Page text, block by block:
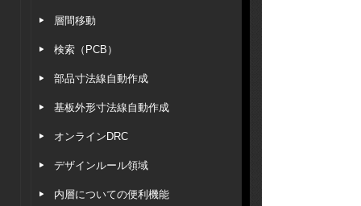
層間移動
検索（PCB）
部品寸法線自動作成
基板外形寸法線自動作成
オンラインDRC
デザインルール領域
内層についての便利機能